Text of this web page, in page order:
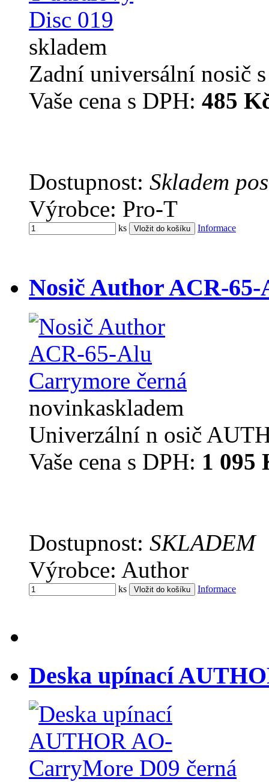
skladem
Zadní universální nosič
Vaše cena s DPH: 485
Dostupnost: Skladem
Výrobce: Pro-T
ks Informace
Nosič Author ACR-
novinkaskladem
Univerzální n osič
Vaše cena s DPH: 1 095
Dostupnost: SKLADEM
Výrobce: Author
ks Informace
Deska upínací